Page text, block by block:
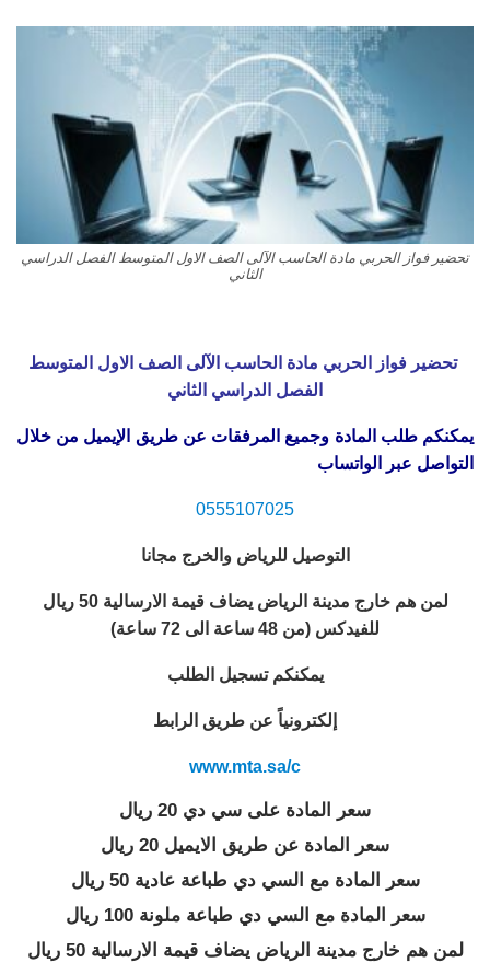
تحضير فواز الحربي مادة الحاسب الآلى الصف الاول المتوسط الفصل الدراسي
الثاني
تحضير فواز الحربي مادة الحاسب الآلى الصف الاول المتوسط
الفصل الدراسي الثاني
يمكنكم طلب المادة وجميع المرفقات عن طريق الإيميل من خلال
التواصل عبر الواتساب
0555107025
التوصيل للرياض والخرج مجانا
لمن هم خارج مدينة الرياض يضاف قيمة الارسالية 50 ريال
للفيدكس (من 48 ساعة الى 72 ساعة)
يمكنكم تسجيل الطلب
إلكترونياً عن طريق الرابط
www.mta.sa/c
سعر المادة على سي دي 20 ريال
سعر المادة عن طريق الايميل 20 ريال
سعر المادة مع السي دي طباعة عادية 50 ريال
سعر المادة مع السي دي طباعة ملونة 100 ريال
لمن هم خارج مدينة الرياض يضاف قيمة الارسالية 50 ريال